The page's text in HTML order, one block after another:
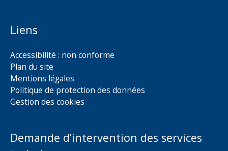
Liens
Accessibilité : non conforme
Plan du site
Mentions légales
Politique de protection des données
Gestion des cookies
Demande d’intervention des services